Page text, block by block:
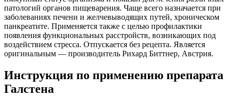
патологий органов пищеварения. Чаще всего назначается при
заболеваниях печени и желчевыводящих путей, хроническом
панкреатите. Применяется также с целью профилактики
появления функциональных расстройств, возникающих под
воздействием стресса. Отпускается без рецепта. Является
оригинальным — производитель Рихард Биттнер, Австрия.
Инструкция по применению препарата
Галстена